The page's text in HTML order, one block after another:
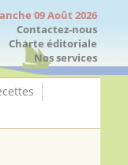
09 Août 2026
Contactez-nous
Charte éditoriale
Nos services